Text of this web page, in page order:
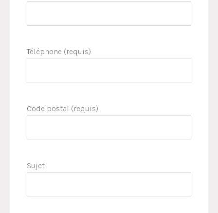
Téléphone (requis)
Code postal (requis)
Sujet